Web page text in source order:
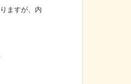
ますが、内